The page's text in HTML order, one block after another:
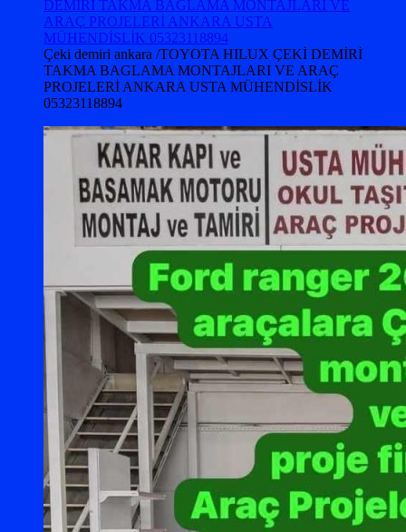
Çeki demiri ankara /TOYOTA HILUX ÇEKİ DEMİRİ
TAKMA BAGLAMA MONTAJLARI VE ARAÇ
PROJELERİ ANKARA USTA MÜHENDİSLİK
05323118894